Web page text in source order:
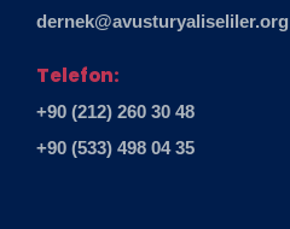
dernek@avusturyaliseliler.org
Telefon:
+90 (212) 260 30 48
+90 (533) 498 04 35